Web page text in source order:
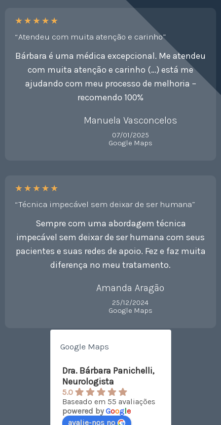
★★★★★
“Atendeu com muita atenção e carinho”
Bárbara é uma médica excepcional. Me atendeu
com muita atenção e carinho (…) está me
ajudando com meu processo de melhoria –
recomendo 100%
Manuela Vasconcelos
07/01/2025
Google Maps
★★★★★
“Técnica impecável sem deixar de ser humana”
Sempre com uma abordagem técnica
impecável sem deixar de ser humana com seus
pacientes e suas redes de apoio. Fez e faz muita
diferença no meu tratamento.
Amanda Aragão
25/12/2024
Google Maps
Google Maps
Dra. Bárbara Panichelli,
Neurologista
5.0
Baseado em 55 avaliações
powered byGoogle
avalie-nos no